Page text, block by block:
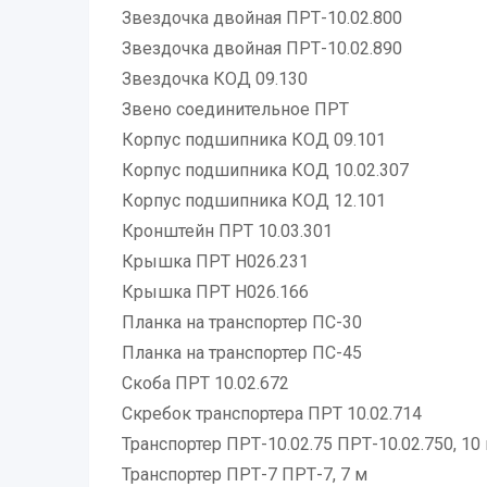
Звездочка двойная ПРТ-10.02.800
Звездочка двойная ПРТ-10.02.890
Звездочка КОД 09.130
Звено соединительное ПРТ
Корпус подшипника КОД 09.101
Корпус подшипника КОД 10.02.307
Корпус подшипника КОД 12.101
Кронштейн ПРТ 10.03.301
Крышка ПРТ Н026.231
Крышка ПРТ Н026.166
Планка на транспортер ПС-30
Планка на транспортер ПС-45
Скоба ПРТ 10.02.672
Скребок транспортера ПРТ 10.02.714
Транспортер ПРТ-10.02.75 ПРТ-10.02.750, 10
Транспортер ПРТ-7 ПРТ-7, 7 м